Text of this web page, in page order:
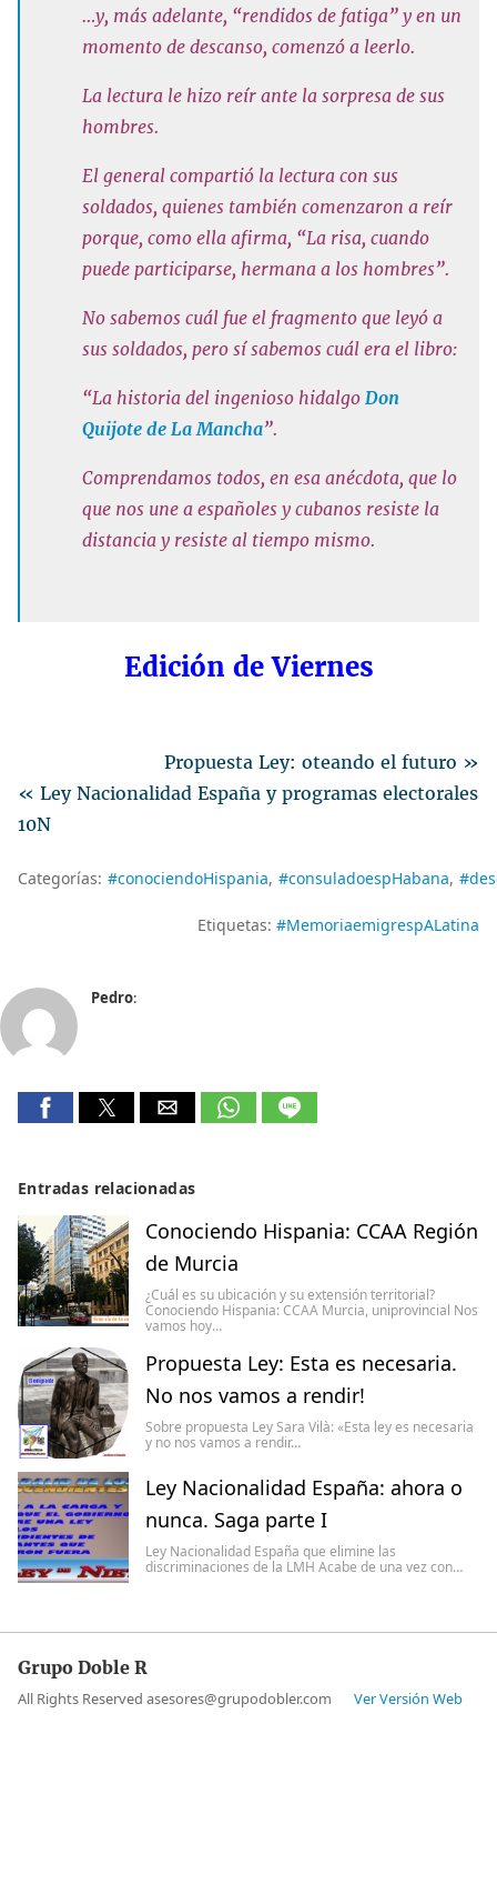
…y, más adelante, “rendidos de fatiga” y en un
momento de descanso, comenzó a leerlo.
La lectura le hizo reír ante la sorpresa de sus
hombres.
El general compartió la lectura con sus
soldados, quienes también comenzaron a reír
porque, como ella afirma, “La risa, cuando
puede participarse, hermana a los hombres”.
No sabemos cuál fue el fragmento que leyó a
sus soldados, pero sí sabemos cuál era el libro:
“La historia del ingenioso hidalgo Don
Quijote de La Mancha”.
Comprendamos todos, en esa anécdota, que lo
que nos une a españoles y cubanos resiste la
distancia y resiste al tiempo mismo.
Edición de Viernes
Propuesta Ley: oteando el futuro »
« Ley Nacionalidad España y programas electorales
10N
Categorías: #conociendoHispania #consuladoespHabana
Etiquetas: #MemoriaemigrespALatina
Pedro:
Entradas relacionadas
Conociendo Hispania: CCAA Región
de Murcia
¿Cuál es su ubicación y su extensión territorial?
Conociendo Hispania: CCAA Murcia, uniprovincial Nos
vamos hoy…
Propuesta Ley: Esta es necesaria.
No nos vamos a rendir!
Sobre propuesta Ley Sara Vilà: «Esta ley es necesaria
y no nos vamos a rendir…
Ley Nacionalidad España: ahora o
nunca. Saga parte I
Ley Nacionalidad España que elimine las
discriminaciones de la LMH Acabe de una vez con…
Grupo Doble R
All Rights Reserved asesores@grupodobler.com Ver Versión Web